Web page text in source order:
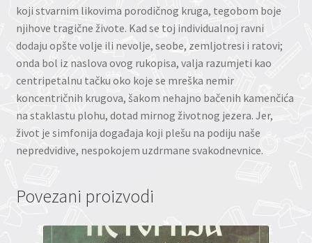
koji stvarnim likovima porodičnog kruga, tegobom boje
njihove tragične živote. Kad se toj individualnoj ravni
dodaju opšte volje ili nevolje, seobe, zemljotresi i ratovi;
onda bol iz naslova ovog rukopisa, valja razumjeti kao
centripetalnu tačku oko koje se mreška nemir
koncentričnih krugova, šakom nehajno bačenih kamenčića
na staklastu plohu, dotad mirnog životnog jezera. Jer,
život je simfonija događaja koji plešu na podiju naše
nepredvidive, nespokojem uzdrmane svakodnevnice.
Povezani proizvodi